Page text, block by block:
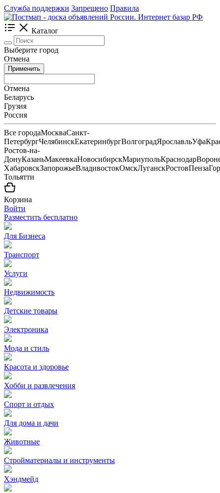
Служба поддержки Запрещено Правила
Каталог
Выберите город
Отмена
Применить
Отмена
Беларусь
Грузия
Россия
Все городаМоскваСанкт-
ПетербургЧелябинскЕкатеринбургВолгоградЯрославльУфа
Ростов-на-
ДонуКазаньМакеевкаНовосибирскМариупольКраснодар
ХабаровскЗапорожьеВладивостокОмскЛуганскРостовПенза
Тольятти
Корзина
Войти
Разместить бесплатно
Для Бизнеса
Транспорт
Услуги
Недвижимость
Детские товары
Электроника
Мода и стиль
Красота и здоровье
Хобби и развлечения
Спорт и отдых
Для дома и дачи
Животные
Стройматериалы и инструменты
Хэндмейд